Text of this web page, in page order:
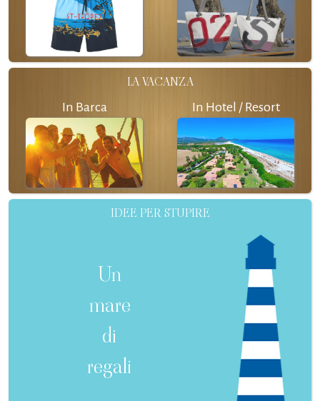
LA VACANZA
In Barca In Hotel / Resort
IDEE PER STUPIRE
Un
mare
di
regali